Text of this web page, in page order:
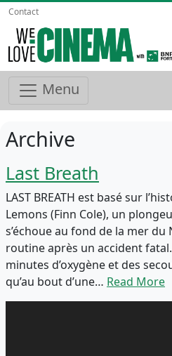
Contact
Menu
Archive
Last Breath
LAST BREATH est basé sur
Lemons (Finn Cole), un
s’échoue au fond de la mer
routine après un accident
minutes d’oxygène et des
qu’au bout d’une… Read More